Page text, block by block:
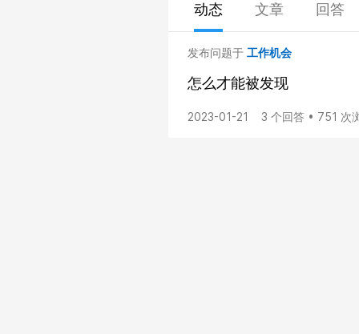
动态 文章 回答
发布问题于 工作机会
怎么才能被发现
2023-01-21 3 个回答 • 751 次